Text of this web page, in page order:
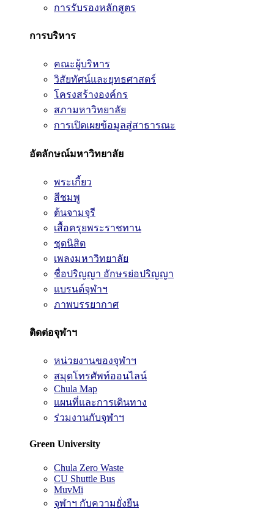
การรับรองหลักสูตร
การบริหาร
คณะผู้บริหาร
วิสัยทัศน์และยุทธศาสตร์
โครงสร้างองค์กร
สภามหาวิทยาลัย
การเปิดเผยข้อมูลสู่สาธารณะ
อัตลักษณ์มหาวิทยาลัย
พระเกี้ยว
สีชมพู
ต้นจามจุรี
เสื้อครุยพระราชทาน
ชุดนิสิต
เพลงมหาวิทยาลัย
ชื่อปริญญา อักษรย่อปริญญา
แบรนด์จุฬาฯ
ภาพบรรยากาศ
ติดต่อจุฬาฯ
หน่วยงานของจุฬาฯ
สมุดโทรศัพท์ออนไลน์
Chula Map
แผนที่และการเดินทาง
ร่วมงานกับจุฬาฯ
Green University
Chula Zero Waste
CU Shuttle Bus
MuvMi
จุฬาฯ กับความยั่งยืน